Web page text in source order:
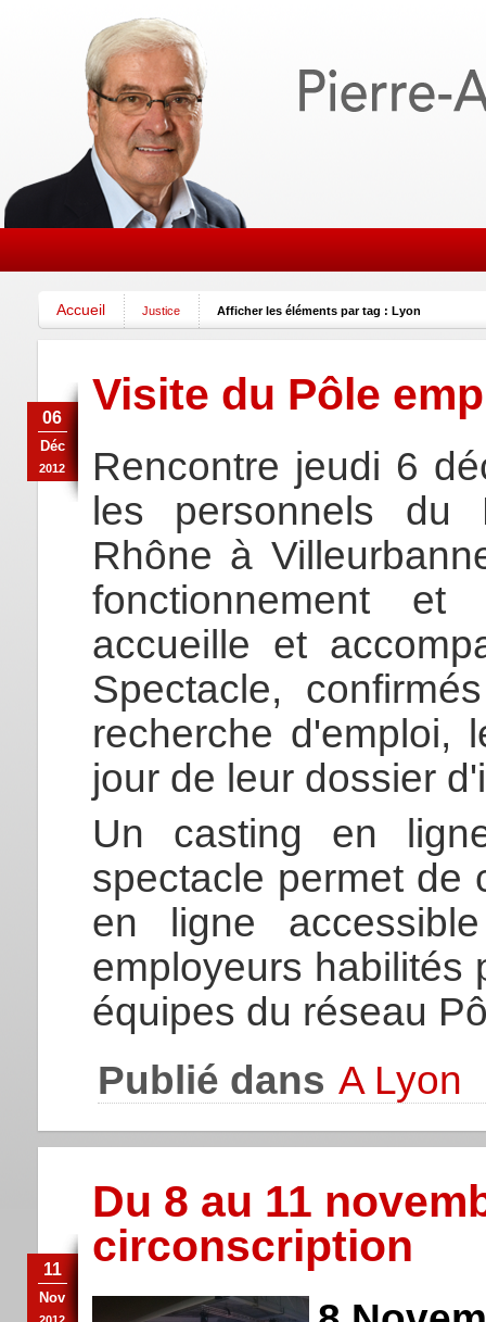
Accueil Justice Afficher les éléments par tag : Lyon
Visite du Pôle
06
Déc
2012
Rencontre jeudi 6
les personnels du
Rhône à
fonctionnement
accueille et
Spectacle,
recherche d'emploi,
jour de leur dossier
Un casting en
spectacle permet de
en ligne
employeurs habilités
équipes du réseau
Publié dans A Lyon
Du 8 au 11
circonscription
11
Nov